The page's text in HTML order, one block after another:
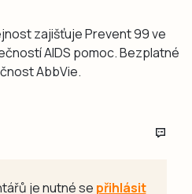
zajišťuje Prevent 99 ve
AIDS pomoc. Bezplatné
AbbVie.
je nutné se přihlásit